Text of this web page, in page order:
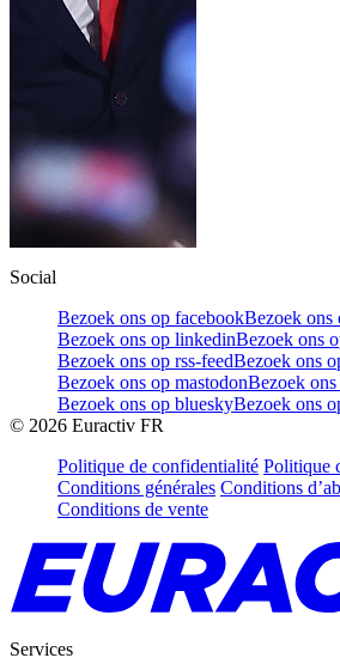
Social
Bezoek ons op facebookBezoek ons
Bezoek ons op linkedinBezoek ons
Bezoek ons op rss-feedBezoek ons
Bezoek ons op mastodonBezoek
Bezoek ons op blueskyBezoek ons
© 2026 Euractiv FR
Politique de confidentialité Politique
Conditions générales Conditions
Conditions de vente
Services